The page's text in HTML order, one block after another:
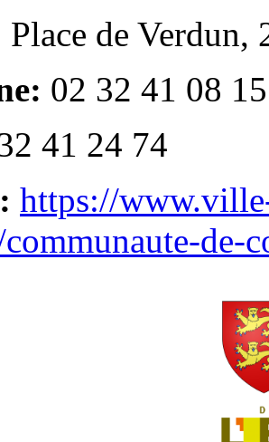
Place de Verdun,
02 32 41 08 15
41 24 74
https://
de-